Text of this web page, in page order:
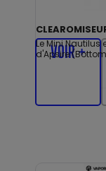
Le Mini Nautilus
d'Apsire
VOIR +